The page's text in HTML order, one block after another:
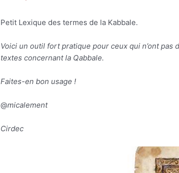
Petit Lexique des termes de la Kabbale.
Voici un outil fort pratique pour ceux qui n’ont
textes concernant la Qabbale.
Faites-en bon usage !
@micalement
Cirdec